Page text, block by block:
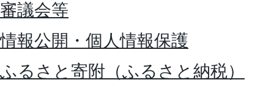
審議会等
情報公開・個人情報保護
ふるさと寄附（ふるさと納税）